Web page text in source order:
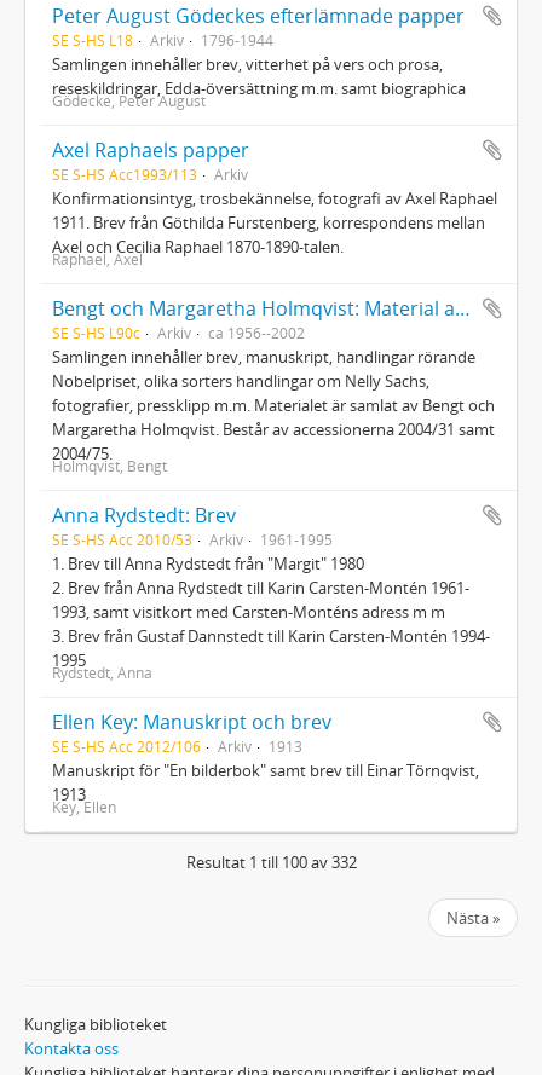
Peter August Gödeckes efterlämnade papper
SE S-HS L18 Arkiv 1796-1944
Samlingen innehåller brev, vitterhet på vers och prosa,
reseskildringar, Edda-översättning m.m. samt biographica
Gödecke, Peter August
Axel Raphaels papper
SE S-HS Acc1993/113 Arkiv
Konfirmationsintyg, trosbekännelse, fotografi av Axel Raphael
1911. Brev från Göthilda Furstenberg, korrespondens mellan
Axel och Cecilia Raphael 1870-1890-talen.
Raphael, Axel
Bengt och Margaretha Holmqvist: Material av och om Nelly Sachs
SE S-HS L90c Arkiv ca 1956--2002
Samlingen innehåller brev, manuskript, handlingar rörande
Nobelpriset, olika sorters handlingar om Nelly Sachs,
fotografier, pressklipp m.m. Materialet är samlat av Bengt och
Margaretha Holmqvist. Består av accessionerna 2004/31 samt
2004/75.
Holmqvist, Bengt
Anna Rydstedt: Brev
SE S-HS Acc 2010/53 Arkiv 1961-1995
1. Brev till Anna Rydstedt från "Margit" 1980
2. Brev från Anna Rydstedt till Karin Carsten-Montén 1961-
1993, samt visitkort med Carsten-Monténs adress m m
3. Brev från Gustaf Dannstedt till Karin Carsten-Montén 1994-
1995
Rydstedt, Anna
Ellen Key: Manuskript och brev
SE S-HS Acc 2012/106 Arkiv 1913
Manuskript för "En bilderbok" samt brev till Einar Törnqvist,
1913
Key, Ellen
Resultat 1 till 100 av 332
Nästa »
Kungliga biblioteket
Kontakta oss